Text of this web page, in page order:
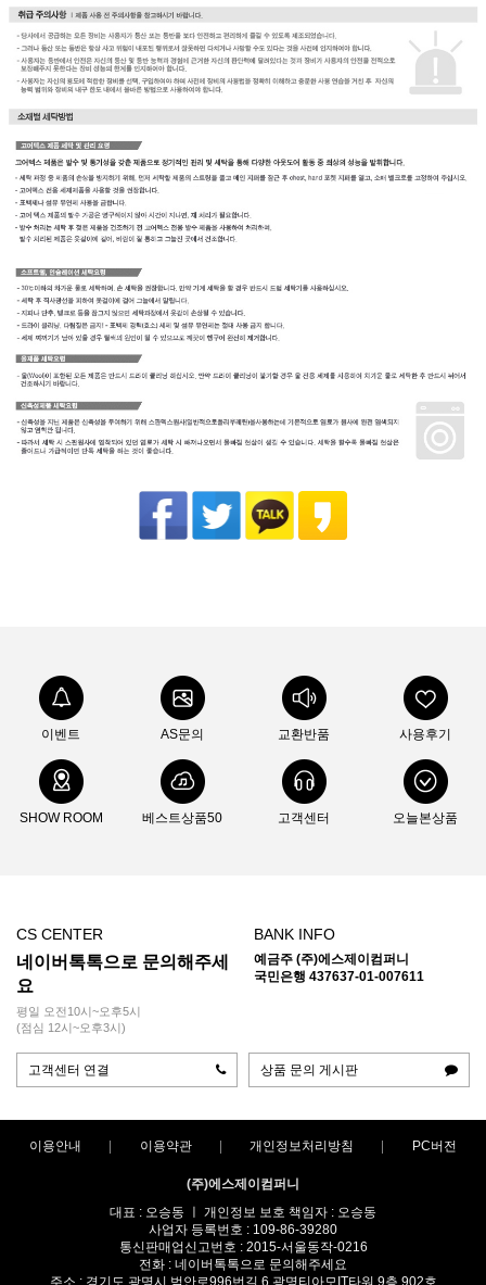
이벤트 AS문의 교환반품 사용후기
SHOW ROOM 베스트상품50 고객센터 오늘본상품
CS CENTER
네이버톡톡으로 문의해주세
요
평일 오전10시~오후5시
(점심 12시~오후3시)
BANK INFO
예금주 (주)에스제이컴퍼니
국민은행 437637-01-007611
고객센터 연결 상품 문의 게시판
이용안내 이용약관 개인정보처리방침 PC버전
(주)에스제이컴퍼니
대표 : 오승동 ㅣ 개인정보 보호 책임자 : 오승동
사업자 등록번호 : 109-86-39280
통신판매업신고번호 : 2015-서울동작-0216
전화 : 네이버톡톡으로 문의해주세요
주소 : 경기도 광명시 범안로996번길 6 광명티아모IT타워 9층 902호